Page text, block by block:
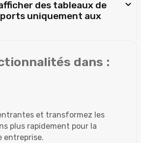
des tableaux de
uniquement aux
dans :
et transformez les
plus rapidement pour la
entreprise.